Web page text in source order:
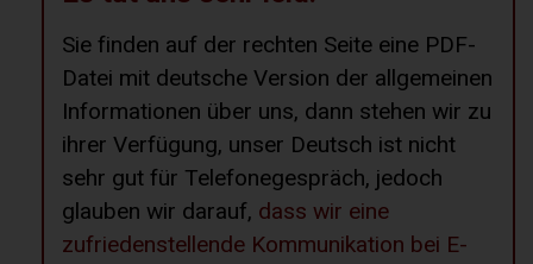
Sie finden auf der rechten Seite eine PDF-
Datei mit deutsche Version der allgemeinen
Informationen über uns, dann stehen wir zu
ihrer Verfügung, unser Deutsch ist nicht
sehr gut für Telefonegespräch, jedoch
glauben wir darauf, dass wir eine
zufriedenstellende Kommunikation bei E-